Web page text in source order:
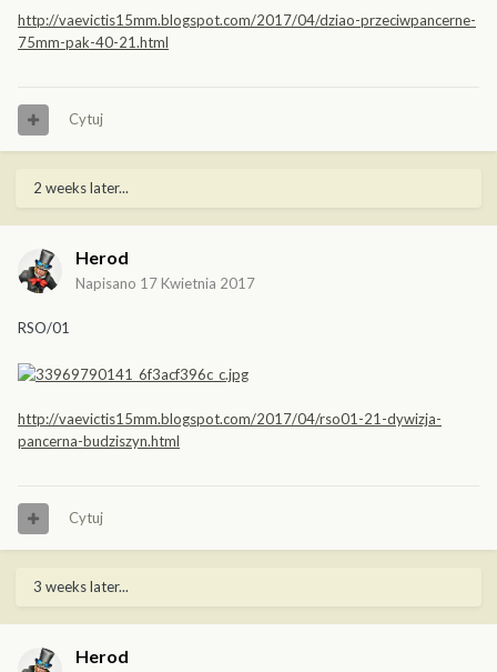
http://vaevictis15mm.blogspot.com/2017/04/dziao-przeciwpancerne-
75mm-pak-40-21.html
Cytuj
2 weeks later...
Herod
Napisano 17 Kwietnia 2017
RSO/01
http://vaevictis15mm.blogspot.com/2017/04/rso01-21-dywizja-
pancerna-budziszyn.html
Cytuj
3 weeks later...
Herod